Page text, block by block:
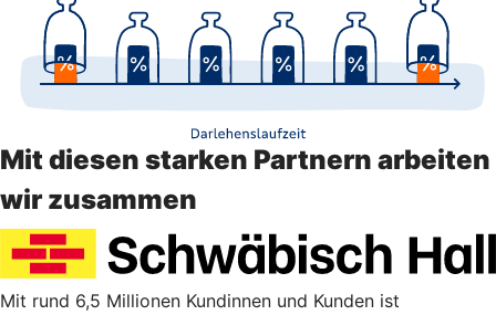
Mit diesen starken Partnern arbeiten
wir zusammen
Mit rund 6,5 Millionen Kundinnen und Kunden ist